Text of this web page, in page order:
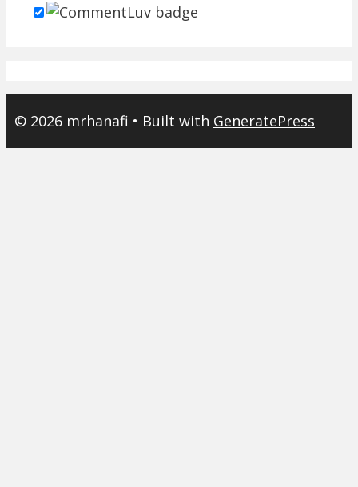
© 2026 mrhanafi • Built with GeneratePress